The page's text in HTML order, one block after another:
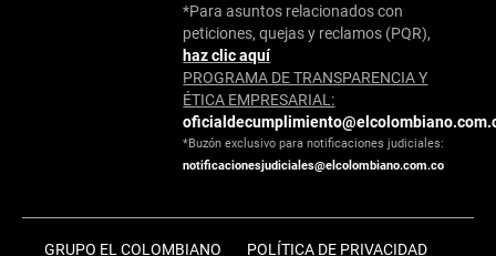
*Para asuntos relacionados con
peticiones, quejas y reclamos (PQR),
haz clic aquí
PROGRAMA DE TRANSPARENCIA Y
ÉTICA EMPRESARIAL:
*Buzón exclusivo para notificaciones judiciales:
notificacionesjudiciales@elcolombiano.com.co
GRUPO EL COLOMBIANO POLÍTICA DE PRIVACIDAD